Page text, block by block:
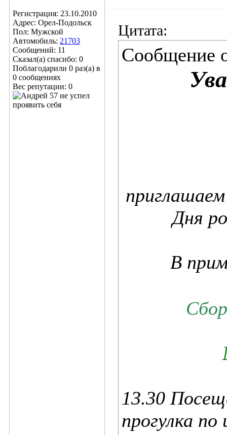
Регистрация: 23.10.2010
Адрес: Орел-Подольск
Пол: Мужской
Автомобиль: 21703
Сообщений: 11
Сказал(а) спасибо: 0
Поблагодарили 0 раз(а) в
0 сообщениях
Вес репутации: 0
Цитата:
Сообщение
Дня
В
13.30
прогулка